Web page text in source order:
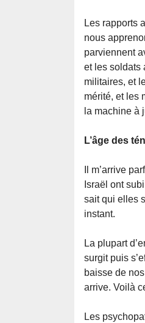
Les rapports
nous
parviennent
et les soldats
militaires, et
mérité, et les
la machine à
L’âge des
Il m’arrive
Israël ont
sait qui elles
instant.
La plupart
surgit puis
baisse de
arrive. Voilà
Les